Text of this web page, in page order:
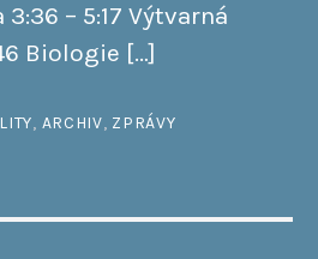
– 5:17 Výtvarná
Biologie […]
, ARCHIV, ZPRÁVY